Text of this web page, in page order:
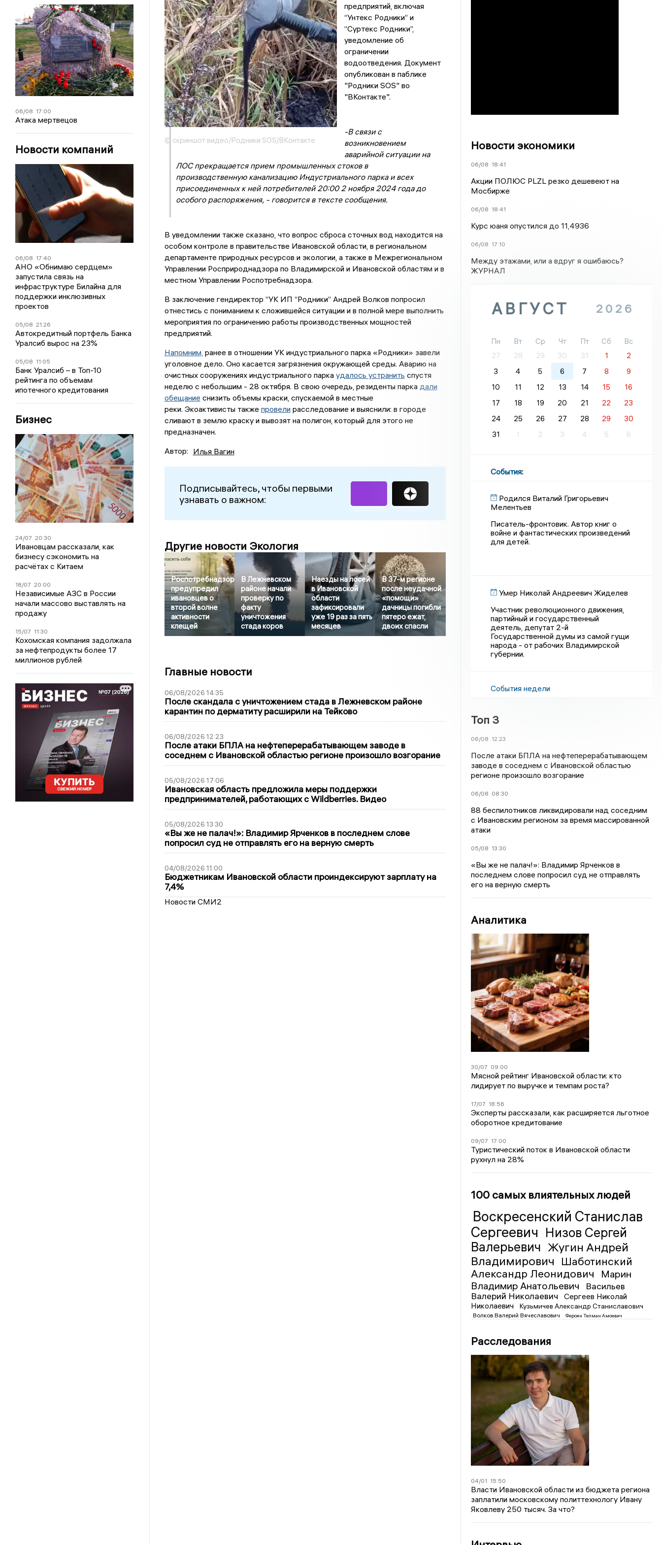
06/08 17:00
Атака мертвецов
Новости компаний
06/08 17:40
АНО «Обнимаю сердцем»
запустила связь на
инфраструктуре Билайна для
поддержки инклюзивных
проектов
05/08 21:26
Автокредитный портфель Банка
Уралсиб вырос на 23%
05/08 11:05
Банк Уралсиб – в Топ-10
рейтинга по объемам
ипотечного кредитования
Бизнес
24/07 20:30
Ивановцам рассказали, как
бизнесу сэкономить на
расчётах с Китаем
18/07 20:00
Независимые АЗС в России
начали массово выставлять на
продажу
15/07 11:30
Кохомская компания задолжала
за нефтепродукты более 17
миллионов рублей
© скриншот видео/Родники SOS/ВКонтакте
предприятий, включая
“Унтекс Родники” и
“Суртекс Родники”,
уведомление об
ограничении
водоотведения. Документ
опубликован в паблике
"Родники SOS" во
"ВКонтакте".
-В связи с
возникновением
аварийной ситуации на
ЛОС прекращается прием промышленных стоков в
производственную канализацию Индустриального парка и всех
присоединенных к ней потребителей 20:00 2 ноября 2024 года до
особого распоряжения, - говорится в тексте сообщения.
В уведомлении также сказано, что вопрос сброса сточных вод находится на
особом контроле в правительстве Ивановской области, в региональном
департаменте природных ресурсов и экологии, а также в Межрегиональном
Управлении Росприроднадзора по Владимирской и Ивановской областям и в
местном Управлении Роспотребнадзора.
В заключение гендиректор “УК ИП “Родники” Андрей Волков попросил
отнестись с пониманием к сложившейся ситуации и в полной мере выполнить
мероприятия по ограничению работы производственных мощностей
предприятий.
Напомним, ранее в отношении УК индустриального парка «Родники» завели
уголовное дело. Оно касается загрязнения окружающей среды. Аварию на
очистных сооружениях индустриального парка удалось устранить спустя
неделю с небольшим - 28 октября. В свою очередь, резиденты парка дали
обещание снизить объемы краски, спускаемой в местные
реки. Экоактивисты также провелирасследование и выяснили: в городе
сливают в землю краску и вывозят на полигон, который для этого не
предназначен.
Автор: Илья Вагин
Подписывайтесь, чтобы первыми
узнавать о важном:
Другие новости Экология
Роспотребнадзор
предупредил
ивановцев о
второй волне
активности
клещей
В Лежневском
районе начали
проверку по
факту
уничтожения
стада коров
Наезды на лосей
в Ивановской
области
зафиксировали
уже 19 раз за пять
месяцев
В 37-м регионе
после неудачной
«помощи»
дачницы погибли
пятеро ежат,
двоих спасли
Главные новости
06/08/2026 14:35
После скандала с уничтожением стада в Лежневском районе
карантин по дерматиту расширили на Тейково
06/08/2026 12:23
После атаки БПЛА на нефтеперерабатывающем заводе в
соседнем с Ивановской областью регионе произошло возгорание
05/08/2026 17:06
Ивановская область предложила меры поддержки
предпринимателей, работающих с Wildberries. Видео
05/08/2026 13:30
«Вы же не палач!»: Владимир Ярченков в последнем слове
попросил суд не отправлять его на верную смерть
04/08/2026 11:00
Бюджетникам Ивановской области проиндексируют зарплату на
7,4%
Новости СМИ2
Новости экономики
06/08 18:41
Акции ПОЛЮС PLZL резко дешевеют на
Мосбирже
06/08 18:41
Курс юаня опустился до 11,4936
06/08 17:10
Между этажами, или а вдруг я ошибаюсь?
ЖУРНАЛ
АВГУСТ 2026
Пн Вт Ср Чт Пт Сб
Вс
27
28 29 30 31 1
2
3
4 5 6 7 8
9
10
11 12 13 14 15
16
17
18 19 20 21 22
23
24
25 26 27 28 29
30
31
1 2 3 4 5 6
События:
Родился Виталий Григорьевич
Мелентьев
Писатель-фронтовик. Автор книг о
войне и фантастических произведений
для детей.
Умер Николай Андреевич Жиделев
Участник революционного движения,
партийный и государственный
деятель, депутат 2-й
Государственной думы из самой гущи
народа - от рабочих Владимирской
губернии.
События недели
Топ 3
06/08 12:23
После атаки БПЛА на нефтеперерабатывающем
заводе в соседнем с Ивановской областью
регионе произошло возгорание
06/08 08:30
88 беспилотников ликвидировали над соседним
с Ивановским регионом за время массированной
атаки
05/08 13:30
«Вы же не палач!»: Владимир Ярченков в
последнем слове попросил суд не отправлять
его на верную смерть
Аналитика
30/07 09:00
Мясной рейтинг Ивановской области: кто
лидирует по выручке и темпам роста?
17/07 18:56
Эксперты рассказали, как расширяется льготное
оборотное кредитование
09/07 17:00
Туристический поток в Ивановской области
рухнул на 28%
100 самых влиятельных людей
Воскресенский Станислав
Сергеевич Низов Сергей
Валерьевич Жугин Андрей
Владимирович
Шаботинский
Александр Леонидович
Марин
Владимир Анатольевич
Васильев
Валерий Николаевич
Сергеев Николай
Николаевич
Кузьмичев Александр Станиславович
Волков Валерий Вячеславович Фероян Телман Амоевич
Расследования
04/01 15:50
Власти Ивановской области из бюджета региона
заплатили московскому политтехнологу Ивану
Яковлеву 250 тысяч. За что?